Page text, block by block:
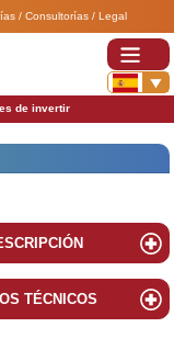
/ Consultorías / Legal
de invertir
TÉCNICOS